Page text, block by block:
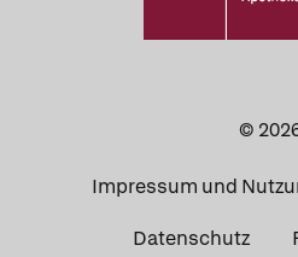
©
Impressum und
Datenschutz